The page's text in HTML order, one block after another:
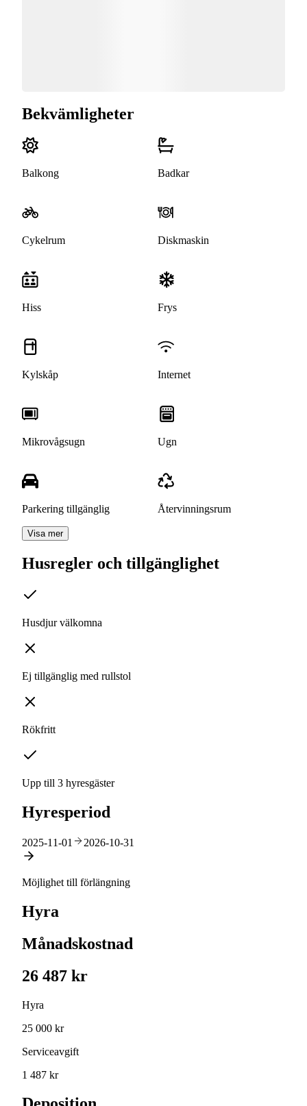
Bekvämligheter
Balkong Badkar
Cykelrum Diskmaskin
Hiss Frys
Kylskåp Internet
Mikrovågsugn Ugn
Parkering tillgänglig Återvinningsrum
Visa mer
Husregler och tillgänglighet
Husdjur välkomna
Ej tillgänglig med rullstol
Rökfritt
Upp till 3 hyresgäster
Hyresperiod
2025-11-01 2026-10-31
Möjlighet till förlängning
Hyra
Månadskostnad
26 487 kr
Hyra
25 000 kr
Serviceavgift
1 487 kr